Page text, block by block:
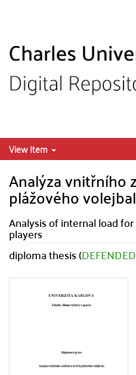
View Item
Analýza vnitřního
plážového
Analysis of internal load
players
diploma thesis (DEFENDED